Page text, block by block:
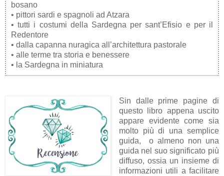
bosano
• pittori sardi e spagnoli ad Atzara
• tutti i costumi della Sardegna per sant’Efisio e per il
Redentore
• dalla capanna nuragica all’architettura pastorale
• alle terme tra storia e benessere
• la Sardegna in miniatura
Sin dalle prime pagine di
questo libro appena uscito
appare evidente come sia
molto più di una semplice
guida, o almeno non una
guida nel suo significato più
diffuso, ossia un insieme di
informazioni utili a facilitare